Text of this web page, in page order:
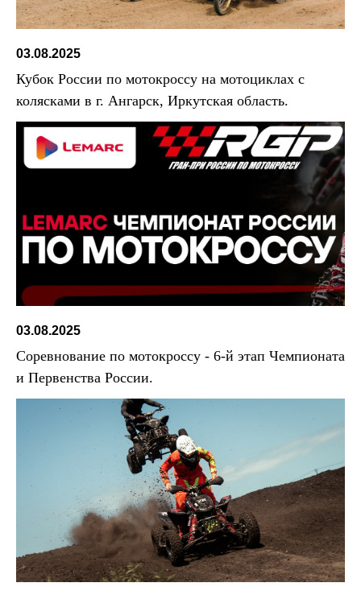
03.08.2025
Кубок России по мотокроссу на мотоциклах с
колясками в г. Ангарск, Иркутская область.
03.08.2025
Соревнование по мотокроссу - 6-й этап Чемпионата
и Первенства России.